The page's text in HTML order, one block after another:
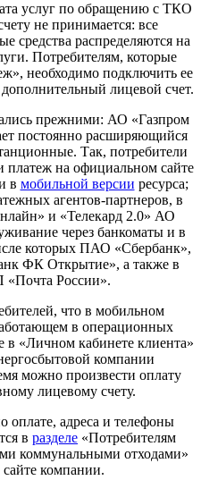
услуг по обращению с ТКО
не принимается: все
средства распределяются на
Потребителям, которые
необходимо подключить ее
лицевой счет.
прежними: АО «Газпром
постоянно расширяющийся
Так, потребители
платеж на официальном сайте
в мобильной версии ресурса;
агентов-партнеров, в
и «Телекард 2.0» АО
через банкоматы и в
которых ПАО «Сбербанк»,
ФК Открытие», а также в
России».
что в мобильном
в операционных
в «Личном кабинете клиента»
компании
можно произвести оплату
лицевому счету.
оплате, адреса и телефоны
в разделе «Потребителям
коммунальными отходами»
компании.